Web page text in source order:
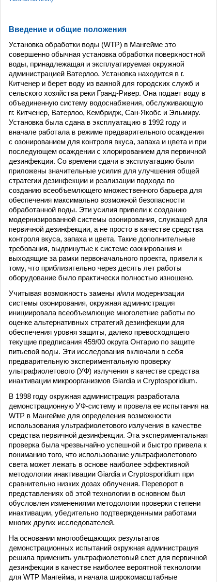
Введение и общие положения
Установка обработки воды (WTP) в Мангейме это
совершенно обычная установка обработки поверхностной
воды, принадлежащая и эксплуатируемая окружной
администрацией Ватерлоо. Установка находится в г.
Китченер и берет воду из важной для городских служб и
сельского хозяйства реки Гранд-Ривер. Она подает воду в
объединенную систему водоснабжения, обслуживающую
гг. Китченер, Ватерлоо, Кембридж, Сан-Якобс и Эльмиру.
Установка была сдана в эксплуатацию в 1992 году и
вначале работала в режиме предварительного осаждения
с озонированием для контроля вкуса, запаха и цвета и при
последующем осаждении с хлорированием для первичной
дезинфекции. Со времени сдачи в эксплуатацию были
приложены значительные усилия для улучшения общей
стратегии дезинфекции и реализации подхода по
созданию всеобъемлющего множественного барьера для
обеспечения максимально возможной безопасности
обработанной воды. Эти усилия привели к созданию
модернизированной системы озонирования, служащей для
первичной дезинфекции, а не просто в качестве средства
контроля вкуса, запаха и цвета. Такие дополнительные
требования, выдвинутые к системе озонирования и
выходящие за рамки первоначального проекта, привели к
тому, что приблизительно через десять лет работы
оборудование было практически полностью изношено.
Учитывая возможность замены и/или модернизации
системы озонирования, окружная администрация
инициировала всеобъемлющие многолетние работы по
оценке альтернативных стратегий дезинфекции для
обеспечения уровня защиты, далеко превосходящего
текущие предписания 459/00 округа Онтарио по защите
питьевой воды. Эти исследования включали в себя
предварительную экспериментальную проверку
ультрафиолетового (УФ) излучения в качестве средства
инактивации микроорганизмов Giardia и Cryptosporidium.
В 1998 году окружная администрация разработала
демонстрационную УФ-систему и провела ее испытания на
WTP в Мангейме для определения возможности
использования ультрафиолетового излучения в качестве
средства первичной дезинфекции. Эта экспериментальная
проверка была чрезвычайно успешной и быстро привела к
пониманию того, что использование ультрафиолетового
света может лежать в основе наиболее эффективной
методологии инактивации Giardia и Cryptosporidium при
сравнительно низких дозах облучения. Переворот в
представлениях об этой технологии в основном был
обусловлен изменениями методологии проверки степени
инактивации, убедительно подтвержденными работами
многих других исследователей.
На основании многообещающих результатов
демонстрационных испытаний окружная администрация
решила применить ультрафиолетовый свет для первичной
дезинфекции в качестве наиболее вероятной технологии
для WTP Мангейма, и начала широкомасштабные